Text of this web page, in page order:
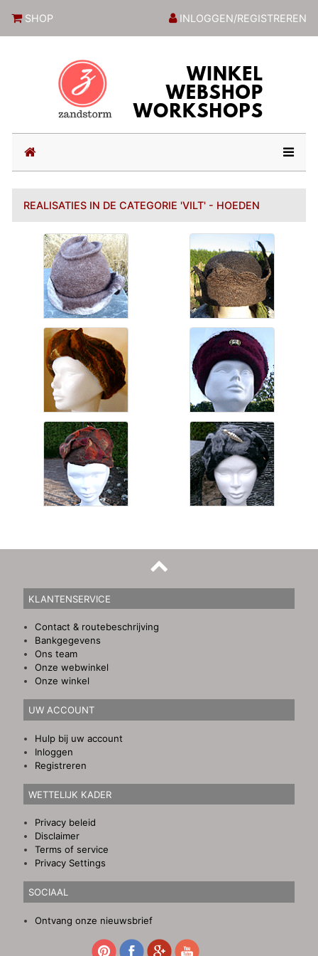
SHOP INLOGGEN/REGISTREREN
(current)
REALISATIES IN DE CATEGORIE 'VILT' - HOEDEN
KLANTENSERVICE
Contact & routebeschrijving
Bankgegevens
Ons team
Onze webwinkel
Onze winkel
UW ACCOUNT
Hulp bij uw account
Inloggen
Registreren
WETTELIJK KADER
Privacy beleid
Disclaimer
Terms of service
Privacy Settings
SOCIAAL
Ontvang onze nieuwsbrief